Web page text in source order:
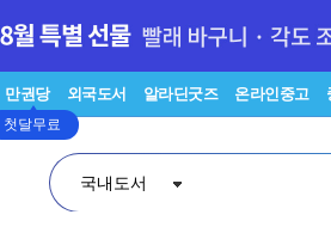
만권당
첫달무료
외국도서 알라딘굿즈 온라인중고
국내도서